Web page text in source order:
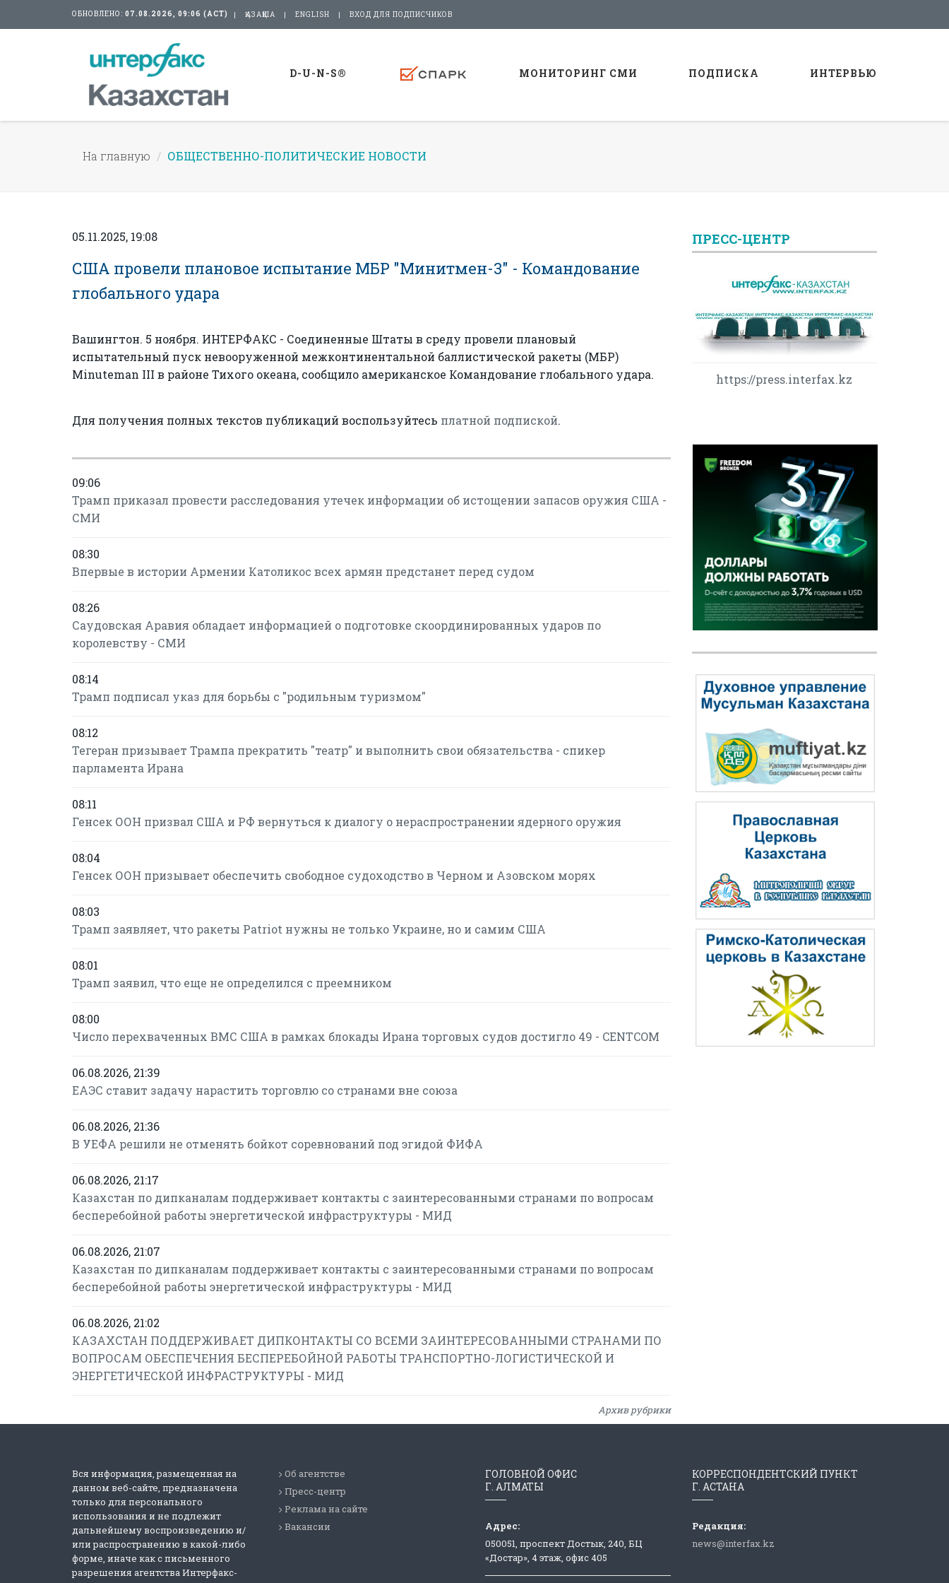
ОБНОВЛЕНО: 07.08.2026, 09:06 (АСТ) ҚАЗАҚША ENGLISH ВХОД ДЛЯ ПОДПИСЧИКОВ
D-U-N-S® МОНИТОРИНГ СМИ ПОДПИСКА ИНТЕРВЬЮ
На главную ОБЩЕСТВЕННО-ПОЛИТИЧЕСКИЕ НОВОСТИ
05.11.2025, 19:08
США провели плановое испытание МБР "Минитмен-3" - Командование
глобального удара
Вашингтон. 5 ноября. ИНТЕРФАКС - Соединенные Штаты в среду провели плановый
испытательный пуск невооруженной межконтинентальной баллистической ракеты (МБР)
Minuteman III в районе Тихого океана, сообщило американское Командование глобального удара.
Для получения полных текстов публикаций воспользуйтесь платной подпиской.
09:06
Трамп приказал провести расследования утечек информации об истощении запасов оружия США -
СМИ
08:30
Впервые в истории Армении Католикос всех армян предстанет перед судом
08:26
Саудовская Аравия обладает информацией о подготовке скоординированных ударов по
королевству - СМИ
08:14
Трамп подписал указ для борьбы с "родильным туризмом"
08:12
Тегеран призывает Трампа прекратить "театр" и выполнить свои обязательства - спикер
парламента Ирана
08:11
Генсек ООН призвал США и РФ вернуться к диалогу о нераспространении ядерного оружия
08:04
Генсек ООН призывает обеспечить свободное судоходство в Черном и Азовском морях
08:03
Трамп заявляет, что ракеты Patriot нужны не только Украине, но и самим США
08:01
Трамп заявил, что еще не определился с преемником
08:00
Число перехваченных ВМС США в рамках блокады Ирана торговых судов достигло 49 - CENTCOM
06.08.2026, 21:39
ЕАЭС ставит задачу нарастить торговлю со странами вне союза
06.08.2026, 21:36
В УЕФА решили не отменять бойкот соревнований под эгидой ФИФА
06.08.2026, 21:17
Казахстан по дипканалам поддерживает контакты с заинтересованными странами по вопросам
бесперебойной работы энергетической инфраструктуры - МИД
06.08.2026, 21:07
Казахстан по дипканалам поддерживает контакты с заинтересованными странами по вопросам
бесперебойной работы энергетической инфраструктуры - МИД
06.08.2026, 21:02
КАЗАХСТАН ПОДДЕРЖИВАЕТ ДИПКОНТАКТЫ СО ВСЕМИ ЗАИНТЕРЕСОВАННЫМИ СТРАНАМИ ПО
ВОПРОСАМ ОБЕСПЕЧЕНИЯ БЕСПЕРЕБОЙНОЙ РАБОТЫ ТРАНСПОРТНО-ЛОГИСТИЧЕСКОЙ И
ЭНЕРГЕТИЧЕСКОЙ ИНФРАСТРУКТУРЫ - МИД
Архив рубрики
ПРЕСС-ЦЕНТР
https://press.interfax.kz
Вся информация, размещенная на
данном веб-сайте, предназначена
только для персонального
использования и не подлежит
дальнейшему воспроизведению и/
или распространению в какой-либо
форме, иначе как с письменного
разрешения агентства Интерфакс-
Об агентстве
Пресс-центр
Реклама на сайте
Вакансии
ГОЛОВНОЙ ОФИС
Г. АЛМАТЫ
Адрес:
050051, проспект Достык, 240, БЦ
«Достар», 4 этаж, офис 405
КОРРЕСПОНДЕНТСКИЙ ПУНКТ
Г. АСТАНА
Редакция:
news@interfax.kz